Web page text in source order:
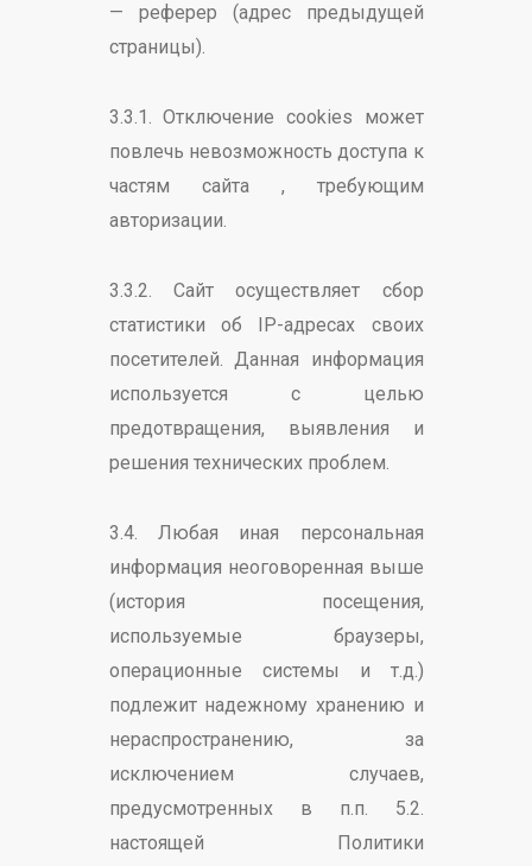
— реферер (адрес предыдущей
страницы).
3.3.1. Отключение cookies может
повлечь невозможность доступа к
частям сайта , требующим
авторизации.
3.3.2. Сайт осуществляет сбор
статистики об IP-адресах своих
посетителей. Данная информация
используется с целью
предотвращения, выявления и
решения технических проблем.
3.4. Любая иная персональная
информация неоговоренная выше
(история посещения,
используемые браузеры,
операционные системы и т.д.)
подлежит надежному хранению и
нераспространению, за
исключением случаев,
предусмотренных в п.п. 5.2.
настоящей Политики